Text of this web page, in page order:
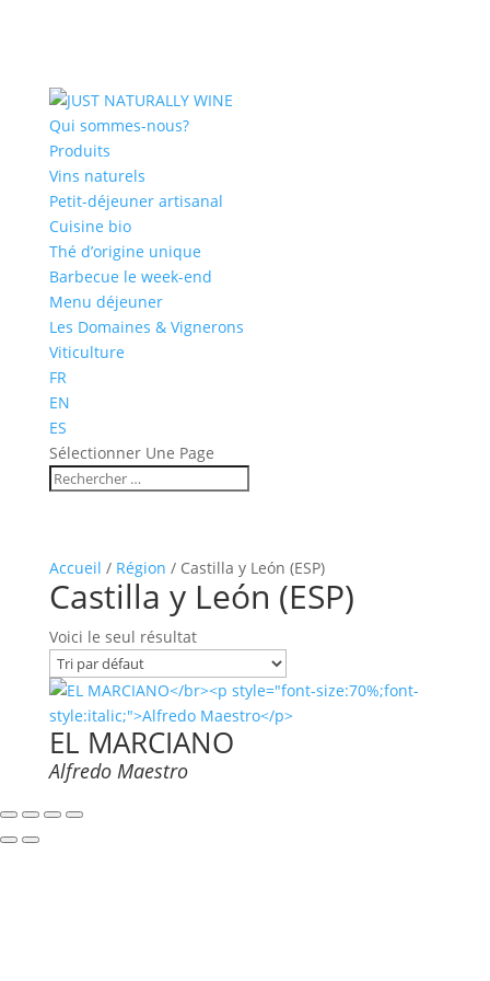
Qui sommes-nous?
Produits
Vins naturels
Petit-déjeuner artisanal
Cuisine bio
Thé d’origine unique
Barbecue le week-end
Menu déjeuner
Les Domaines & Vignerons
Viticulture
FR
EN
ES
Sélectionner Une Page
Accueil / Région / Castilla y León (ESP)
Castilla y León (ESP)
Voici le seul résultat
EL MARCIANO
Alfredo Maestro